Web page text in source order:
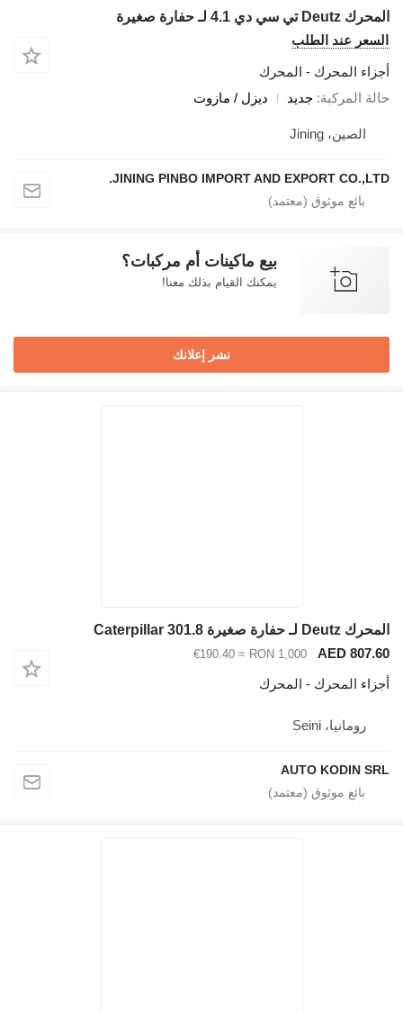
المحرك Deutz تي سي دي 4.1 لـ حفارة صغيرة
السعر عند الطلب
أجزاء المحرك - المحرك
حالة المركبة جديد ديزل / مازوت
الصين، Jining
JINING PINBO IMPORT AND EXPORT CO.,LTD.
بيع ماكينات أم مركبات؟
يمكنك القيام بذلك معنا!
نشر إعلانك
المحرك Deutz لـ حفارة صغيرة Caterpillar 301.8
AED 807.60
RON 1,000
≈ €190.40
أجزاء المحرك - المحرك
رومانيا، Seini
AUTO KODIN SRL